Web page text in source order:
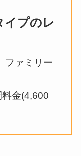
イプのレ
ファミリー
金(4,600